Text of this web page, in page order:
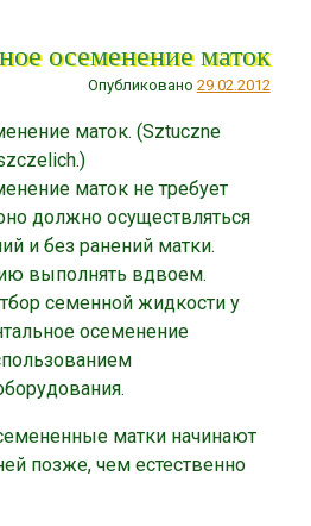
осеменение маток
Опубликовано 29.02.2012
маток. (Sztuczne
маток не требует
должно осуществляться
и без ранений матки.
выполнять вдвоем.
семенной жидкости у
осеменение
матки начинают
позже, чем естественно